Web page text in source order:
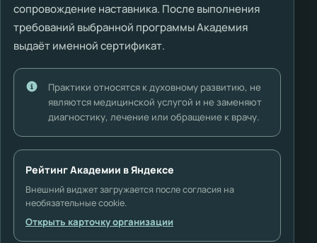
сопровождение наставника. После выполнения
требований выбранной программы Академия
выдаёт именной сертификат.
Практики относятся к духовному развитию, не
являются медицинской услугой и не заменяют
диагностику, лечение или обращение к врачу.
Рейтинг Академии в Яндексе
Внешний виджет загружается после согласия на
необязательные cookie.
Открыть карточку организации